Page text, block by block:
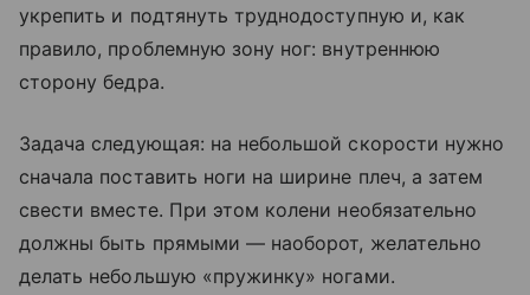
укрепить и подтянуть труднодоступную и, как
правило, проблемную зону ног: внутреннюю
сторону бедра.
Задача следующая: на небольшой скорости нужно
сначала поставить ноги на ширине плеч, а затем
свести вместе. При этом колени необязательно
должны быть прямыми — наоборот, желательно
делать небольшую «пружинку» ногами.